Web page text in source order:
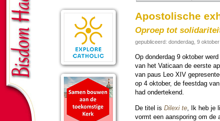
Apostolische
Oproep tot
gepubliceerd: donderdag, 9
Op don­der­dag 9 ok­to­ber
van het Vati­caan de eerste
van paus Leo XIV
op 4 ok­to­ber, de feest­dag
had ondertekend.
De titel is Dilexi te , Ik heb je
vormt een aanspo­ring om de